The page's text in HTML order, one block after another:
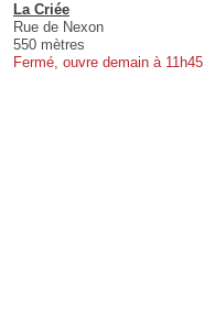
La Criée
Rue de Nexon
550 mètres
Fermé, ouvre demain à 11h45